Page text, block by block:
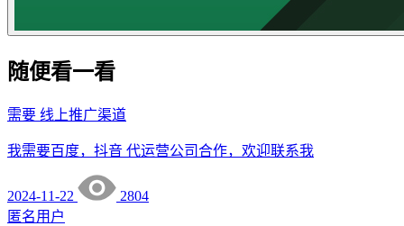
随便看一看
需要 线上推广渠道
我需要百度，抖音 代运营公司合作，欢迎联系我
2024-11-22
2804
匿名用户